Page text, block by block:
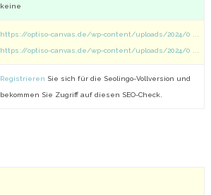
keine
https://optiso-canvas.de/wp-content/uploads/2024/0 ...
https://optiso-canvas.de/wp-content/uploads/2024/0 ...
Registrieren Sie sich für die Seolingo-Vollversion und
bekommen Sie Zugriff auf diesen SEO-Check.